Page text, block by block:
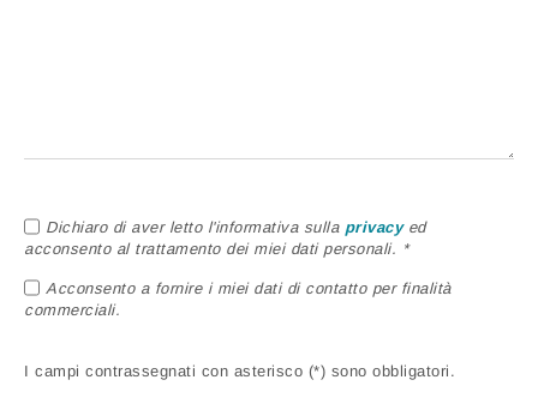
Dichiaro di aver letto l'informativa sulla privacyed
acconsento al trattamento dei miei dati personali. *
Acconsento a fornire i miei dati di contatto per finalità
commerciali.
I campi contrassegnati con asterisco (*) sono obbligatori.